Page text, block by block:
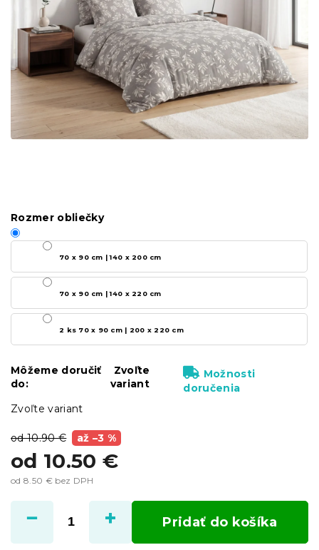
od 10.90 € až –3 %
od 10.50 €
od 8.50 € bez DPH
cena:
Zvoľte variant
Rozmer obliečky
70 x 90 cm | 140 x 200 cm
70 x 90 cm | 140 x 220 cm
2 ks 70 x 90 cm | 200 x 220 cm
Môžeme doručiť
do:
Zvoľte
variant
Možnosti
doručenia
Pridať do košíka